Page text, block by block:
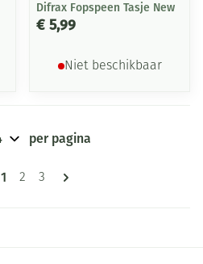
Difrax Fopspeen Tasje New
€ 5,99
Niet beschikbaar
Pagina's
U lees momenteel pagina
1 Pagina
2 Pagina
3
per pagina